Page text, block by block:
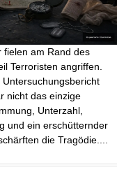
fielen am Rand des
Terroristen angriffen.
nicht das einzige
Unterzahl,
und ein erschütternder
die Tragödie....